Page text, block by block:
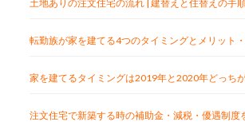
土地ありの注文住宅の流れ | 建替えと住替えの手
転勤族が家を建てる4つのタイミングとメリット
家を建てるタイミングは2019年と2020年どっち
注文住宅で新築する時の補助金・減税・優遇制度